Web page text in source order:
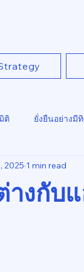
ติ ยั่งยืนอย่างมี
งกับ
2025 1 min read